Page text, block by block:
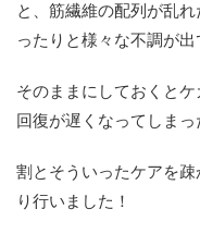
と、筋繊維の配列が乱
ったりと様々な不調が出
そのままにしておくと
回復が遅くなってしまっ
割とそういったケアを
り行いました！